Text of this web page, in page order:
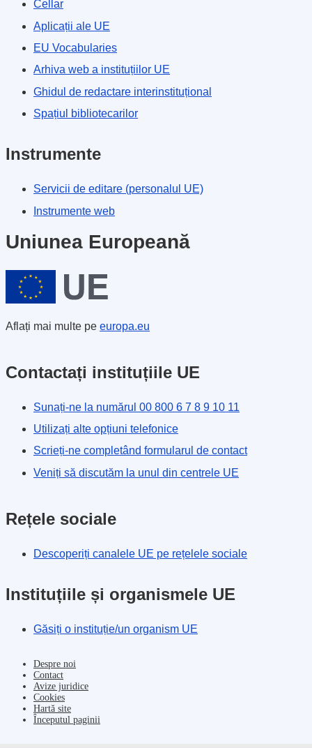
Cellar
Aplicații ale UE
EU Vocabularies
Arhiva web a instituțiilor UE
Ghidul de redactare interinstituțional
Spațiul bibliotecarilor
Instrumente
Servicii de editare (personalul UE)
Instrumente web
Uniunea Europeană
Aflați mai multe pe europa.eu
Contactați instituțiile UE
Sunați-ne la numărul 00 800 6 7 8 9 10 11
Utilizați alte opțiuni telefonice
Scrieți-ne completând formularul de contact
Veniți să discutăm la unul din centrele UE
Rețele sociale
Descoperiți canalele UE pe rețelele sociale
Instituțiile și organismele UE
Găsiți o instituție/un organism UE
Despre noi
Contact
Avize juridice
Cookies
Hartă site
Începutul paginii